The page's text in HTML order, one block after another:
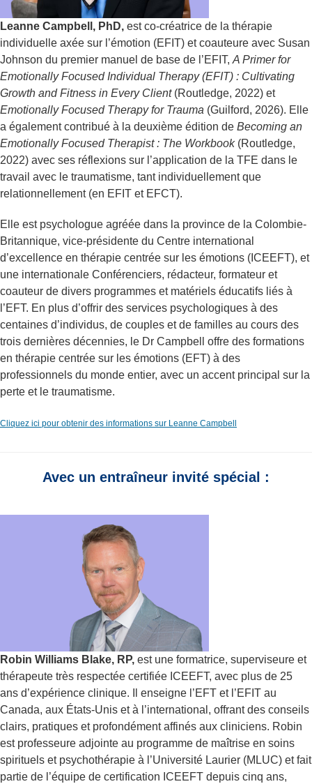
Leanne Campbell, PhD, est co-créatrice de la thérapie
individuelle axée sur l’émotion (EFIT) et coauteure avec Susan
Johnson du premier manuel de base de l’EFIT, A Primer for
Emotionally Focused Individual Therapy (EFIT) : Cultivating
Growth and Fitness in Every Client(Routledge, 2022) et
Emotionally Focused Therapy for Trauma (Guilford, 2026). Elle
a également contribué à la deuxième édition de Becoming an
Emotionally Focused Therapist : The Workbook(Routledge,
2022) avec ses réflexions sur l’application de la TFE dans le
travail avec le traumatisme, tant individuellement que
relationnellement (en EFIT et EFCT).
Elle est psychologue agréée dans la province de la Colombie-
Britannique, vice-présidente du Centre international
d’excellence en thérapie centrée sur les émotions (ICEEFT), et
une internationale Conférenciers, rédacteur, formateur et
coauteur de divers programmes et matériels éducatifs liés à
l’EFT. En plus d’offrir des services psychologiques à des
centaines d’individus, de couples et de familles au cours des
trois dernières décennies, le Dr Campbell offre des formations
en thérapie centrée sur les émotions (EFT) à des
professionnels du monde entier, avec un accent principal sur la
perte et le traumatisme.
Cliquez ici pour obtenir des informations sur Leanne Campbell
Avec un entraîneur invité spécial :
Robin Williams Blake, RP, est une formatrice, superviseure et
thérapeute très respectée certifiée ICEEFT, avec plus de 25
ans d’expérience clinique. Il enseigne l’EFT et l’EFIT au
Canada, aux États-Unis et à l’international, offrant des conseils
clairs, pratiques et profondément affinés aux cliniciens. Robin
est professeure adjointe au programme de maîtrise en soins
spirituels et psychothérapie à l’Université Laurier (MLUC) et fait
partie de l’équipe de certification ICEEFT depuis cinq ans,